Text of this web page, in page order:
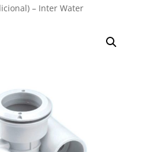
– Inter Water